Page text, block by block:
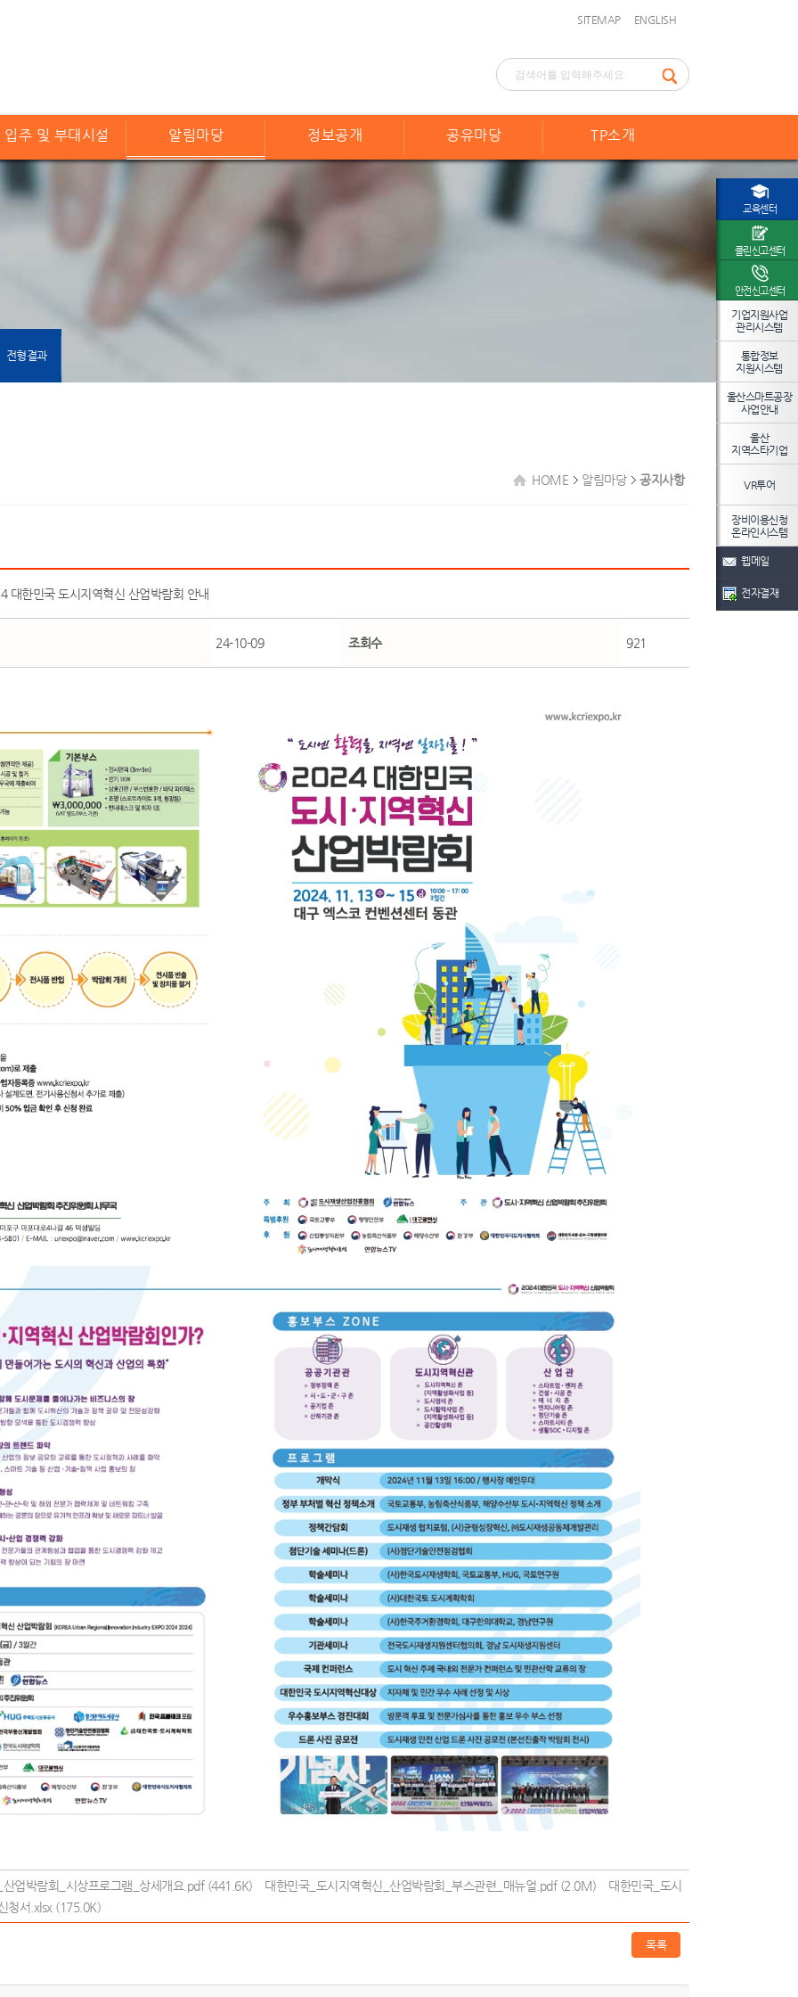
SITEMAP ENGLISH
입주 및 부대시설 알림마당 정보공개 공유마당 TP소개
전형결과
HOME 알림마당 공지사항
대한민국 도시지역혁신 산업박람회 안내
24-10-09 조회수 921
업박람회_시상프로그램_상세개요.pdf (441.6K) 대한민국_도시지역혁신_산업박람회_부스관련_매뉴얼.pdf (2.0M)
대한민국_도시
청서.xlsx (175.0K)
목록
교육센터
클린신고센터
안전신고센터
기업지원사업
관리시스템
통합정보
지원시스템
울산스마트공장
사업안내
울산
지역스타기업
VR투어
장비이용신청
온라인시스템
웹메일
전자결재